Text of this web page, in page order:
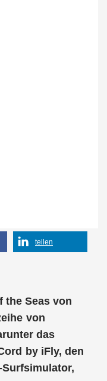
teilen
the Seas von
von
das
by iFly, den